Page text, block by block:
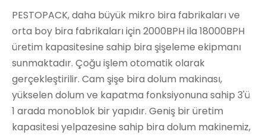
PESTOPACK, daha büyük mikro bira fabrikaları ve
orta boy bira fabrikaları için 2000BPH ila 18000BPH
üretim kapasitesine sahip bira şişeleme ekipmanı
sunmaktadır. Çoğu işlem otomatik olarak
gerçekleştirilir. Cam şişe bira dolum makinası,
yükselen dolum ve kapatma fonksiyonuna sahip 3'ü
1 arada monoblok bir yapıdır. Geniş bir üretim
kapasitesi yelpazesine sahip bira dolum makinemiz,